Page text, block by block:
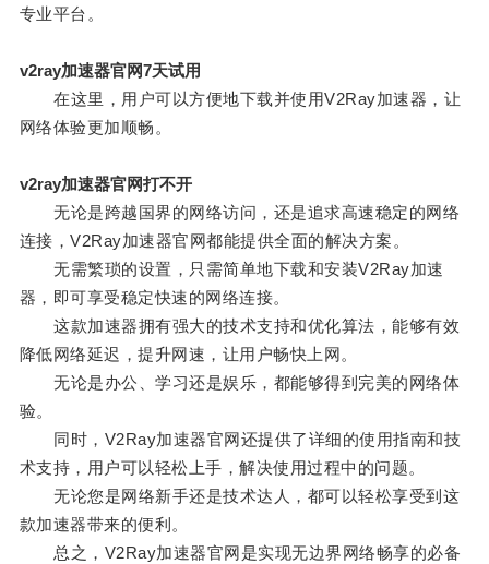
专业平台。
v2ray加速器官网7天试用
在这里，用户可以方便地下载并使用V2Ray加速器，让
网络体验更加顺畅。
v2ray加速器官网打不开
无论是跨越国界的网络访问，还是追求高速稳定的网络
连接，V2Ray加速器官网都能提供全面的解决方案。
无需繁琐的设置，只需简单地下载和安装V2Ray加速
器，即可享受稳定快速的网络连接。
这款加速器拥有强大的技术支持和优化算法，能够有效
降低网络延迟，提升网速，让用户畅快上网。
无论是办公、学习还是娱乐，都能够得到完美的网络体
验。
同时，V2Ray加速器官网还提供了详细的使用指南和技
术支持，用户可以轻松上手，解决使用过程中的问题。
无论您是网络新手还是技术达人，都可以轻松享受到这
款加速器带来的便利。
总之，V2Ray加速器官网是实现无边界网络畅享的必备